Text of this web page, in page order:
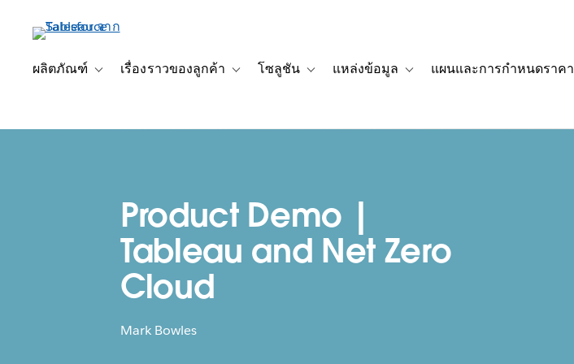
เนื้อหาผลิตภัณฑ์
Toggle sub-navigation for ผลิตภัณฑ์
เรื่องราวของลูกค้า
Toggle sub-navigation for เรื่องราวของลูกค้า
โซลูชัน
Toggle sub-navigation for โซลูชัน
แหล่งข้อมูล แผนและการกำหนดราคา
Product Demo |
Tableau and Net Zero
Cloud
Mark Bowles